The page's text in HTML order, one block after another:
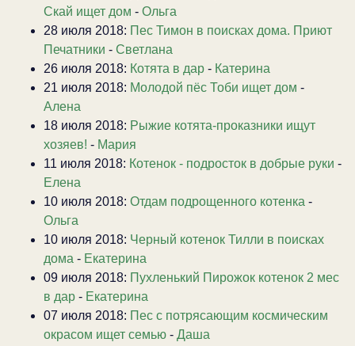
Скай ищет дом - Ольга
28 июля 2018: Пес Тимон в поисках дома. Приют
Печатники - Светлана
26 июля 2018: Котята в дар - Катерина
21 июля 2018: Молодой пёс Тоби ищет дом -
Алена
18 июля 2018: Рыжие котята-проказники ищут
хозяев! - Мария
11 июля 2018: Котенок - подросток в добрые руки -
Елена
10 июля 2018: Отдам подрощенного котенка -
Ольга
10 июля 2018: Черный котенок Тилли в поисках
дома - Екатерина
09 июля 2018: Пухленький Пирожок котенок 2 мес
в дар - Екатерина
07 июля 2018: Пес с потрясающим космическим
окрасом ищет семью - Даша